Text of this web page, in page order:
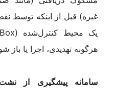
غیره) قبل از اینکه توسط
هرگونه تهدیدی، اجرا یا باز
سامانه پیشگیری از